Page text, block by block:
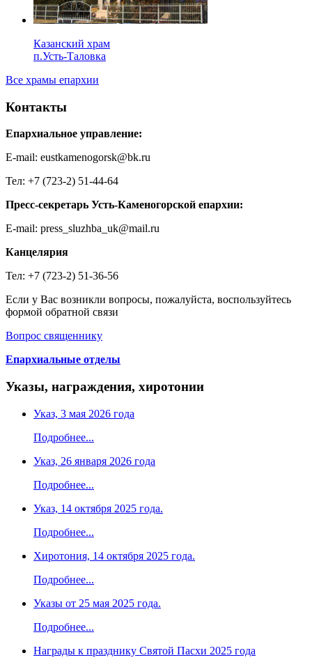
Казанский храм
п.Усть-Таловка
Все храмы епархии
Контакты
Епархиальное управление:
E-mail: eustkamenogorsk@bk.ru
Тел: +7 (723-2) 51-44-64
Пресс-секретарь Усть-Каменогорской епархии:
E-mail: press_sluzhba_uk@mail.ru
Канцелярия
Тел: +7 (723-2) 51-36-56
Если у Вас возникли вопросы, пожалуйста, воспользуйтесь
формой обратной связи
Вопрос священнику
Епархиальные отделы
Указы, награждения, хиротонии
Указ, 3 мая 2026 года
Подробнее...
Указ, 26 января 2026 года
Подробнее...
Указ, 14 октября 2025 года.
Подробнее...
Хиротония, 14 октября 2025 года.
Подробнее...
Указы от 25 мая 2025 года.
Подробнее...
Награды к празднику Святой Пасхи 2025 года